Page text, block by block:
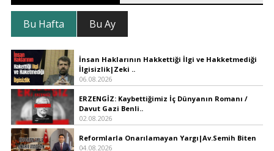
Bu Hafta Bu Ay
İnsan Haklarının Hakkettiği İlgi ve Hakketmediği
İlgisizlik|Zeki ..
06.08.2026
ERZENGİZ: Kaybettiğimiz İç Dünyanın Romanı /
Davut Gazi Benli..
02.08.2026
Reformlarla Onarılamayan Yargı|Av.Semih Biten
04.08.2026